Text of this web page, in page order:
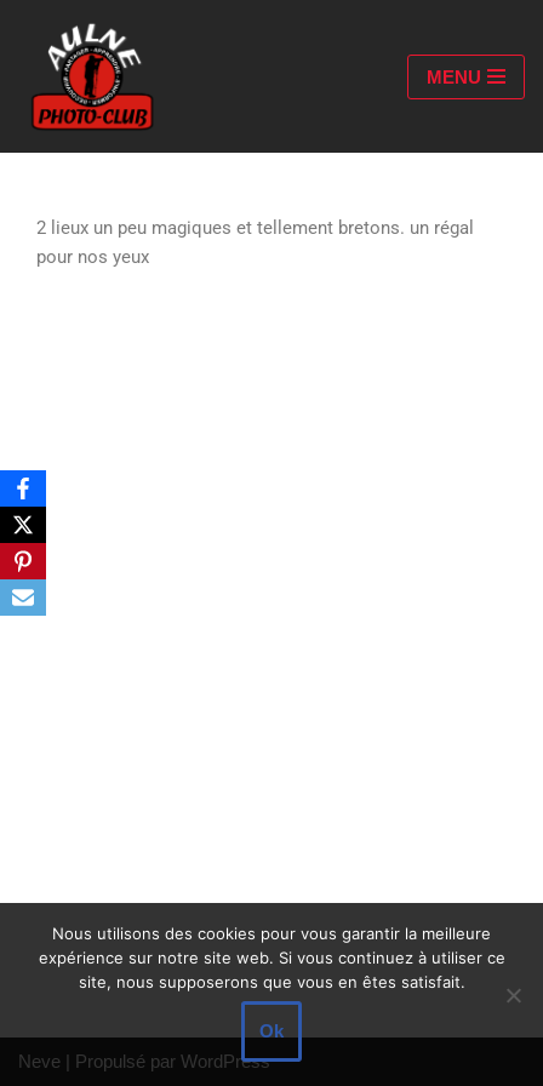
Aller
au
contenu
MENU
2 lieux un peu magiques et tellement bretons. un régal
pour nos yeux
Neve | Propulsé par WordPress
Nous utilisons des cookies pour vous garantir la meilleure
expérience sur notre site web. Si vous continuez à utiliser ce
site, nous supposerons que vous en êtes satisfait.
Ok